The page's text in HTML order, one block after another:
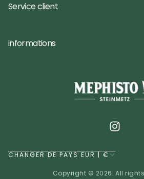
Service client
informations
CHANGER DE PAYS EUR | €
Copyright © 2026. All